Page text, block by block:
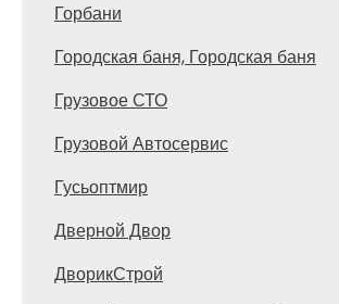
Горбани
Городская баня, Городская баня
Грузовое СТО
Грузовой Автосервис
Гусьоптмир
Дверной Двор
ДворикСтрой